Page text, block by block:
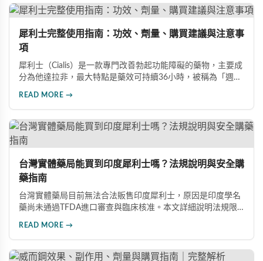
犀利士完整使用指南：功效、劑量、購買建議與注意事
項
犀利士（Cialis）是一款專門改善勃起功能障礙的藥物，主要成
分為他達拉非，最大特點是藥效可持續36小時，被稱為「週末
READ MORE →
台灣實體藥局能買到印度犀利士嗎？法規說明與安全購
藥指南
台灣實體藥局目前無法合法販售印度犀利士，原因是印度學名
藥尚未通過TFDA進口審查與臨床核准。本文詳細說明法規限
READ MORE →